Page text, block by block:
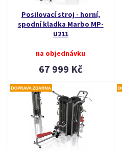
Posilovací stroj - horní,
spodní kladka Marbo MP-
U211
na objednávku
67 999 Kč